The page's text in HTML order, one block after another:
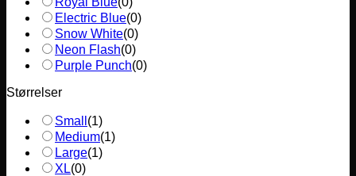
Electric Blue(0)
Snow White(0)
Neon Flash(0)
Purple Punch(0)
Størrelser
Small (1)
Medium(1)
Large(1)
XL(0)